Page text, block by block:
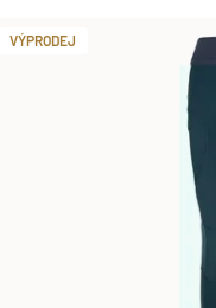
V
VÝPRODEJ